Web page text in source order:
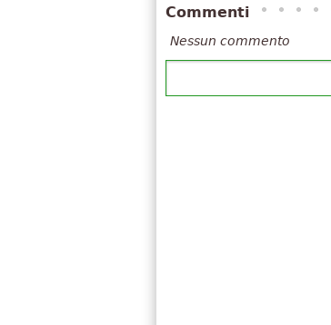
Commenti
Nessun commento